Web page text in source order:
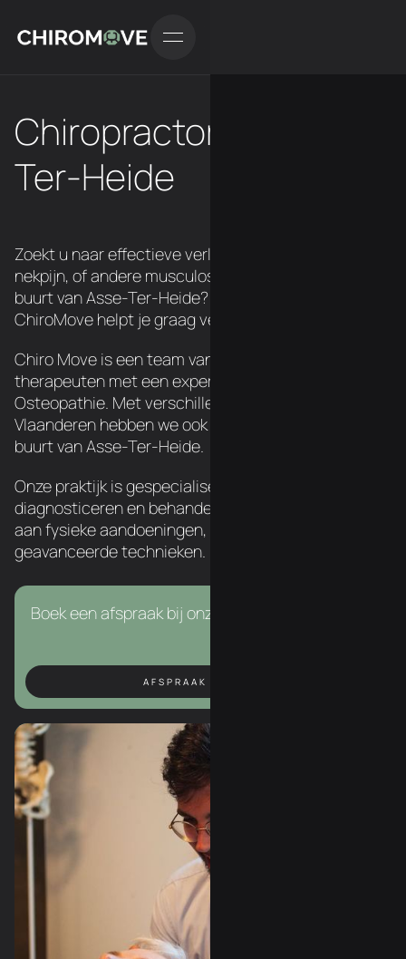
Chiropractor in Asse-
Ter-Heide
Zoekt u naar effectieve verlichting van rugpijn,
nekpijn, of andere musculoskeletale klachten in de
buurt van Asse-Ter-Heide? Een chiropractor van
ChiroMove helpt je graag verder.
Chiro Move is een team van 3 Belgische
therapeuten met een expertise in Chiropraxie en
Osteopathie. Met verschillende locatie's over
Vlaanderen hebben we ook een chiropractor in de
buurt van Asse-Ter-Heide.
Onze praktijk is gespecialiseerd in het
diagnosticeren en behandelen van een breed scala
aan fysieke aandoeningen, met behulp van
geavanceerde technieken.
Boek een afspraak bij onze chiropractor in Asse.
AFSPRAAK BOEKEN